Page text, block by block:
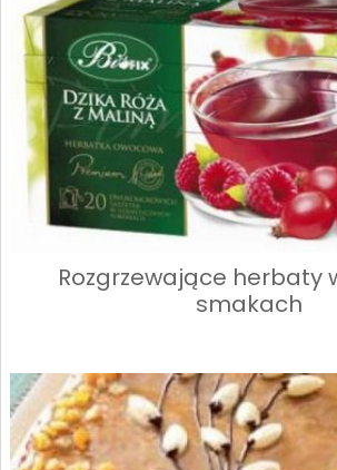
Rozgrzewające herbaty
smakach